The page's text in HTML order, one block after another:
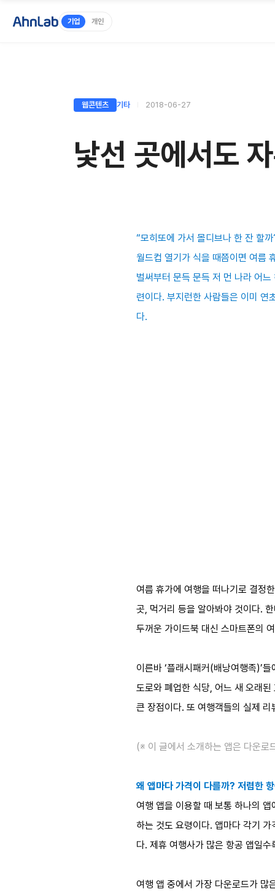
기업 개인
웹콘텐츠 기타 2018-06-27
낯선 곳에서도
“모히또에 가서 몰디브나 한 잔 할
월드컵 열기가 식을 때쯤이면 여름
벌써부터 문득 문득 저 먼 나라 어
련이다. 부지런한 사람들은 이미 연
다.
여름 휴가에 여행을 떠나기로 결정
곳, 먹거리 등을 알아봐야 것이다.
두꺼운 가이드북 대신 스마트폰의
이른바 ‘플래시패커(배낭여행족)’
도로와 폐업한 식당, 어느 새 오래
큰 장점이다. 또 여행객들의 실제
(※ 이 글에서 소개하는 앱은 다운로
왜 앱마다 가격이 다를까? 저렴한
여행 앱을 이용할 때 보통 하나의
하는 것도 요령이다. 앱마다 각기
다. 제휴 여행사가 많은 항공 앱일
여행 앱 중에서 가장 다운로드가 많